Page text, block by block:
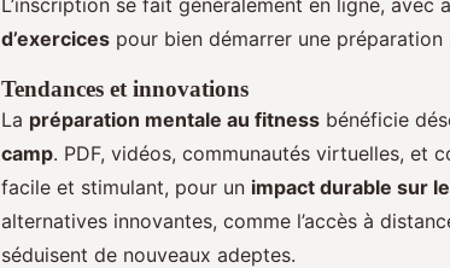
L’inscription se fait généralement en ligne, avec
d’exercices pour bien démarrer une
Tendances et innovations
La préparation mentale au fitness bénéficie
camp. PDF, vidéos, communautés virtuelles, et
facile et stimulant, pour un impact durable sur
alternatives innovantes, comme l’accès à
séduisent de nouveaux adeptes.